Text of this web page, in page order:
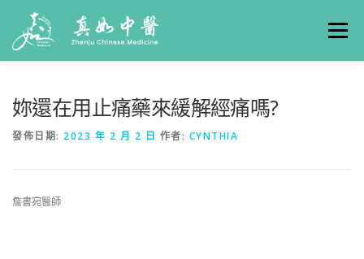
選單
妳還在用止痛藥來緩解經痛嗎?
發佈日期: 2023 年 2 月 2 日 作者: CYNTHIA
詹書宛醫師